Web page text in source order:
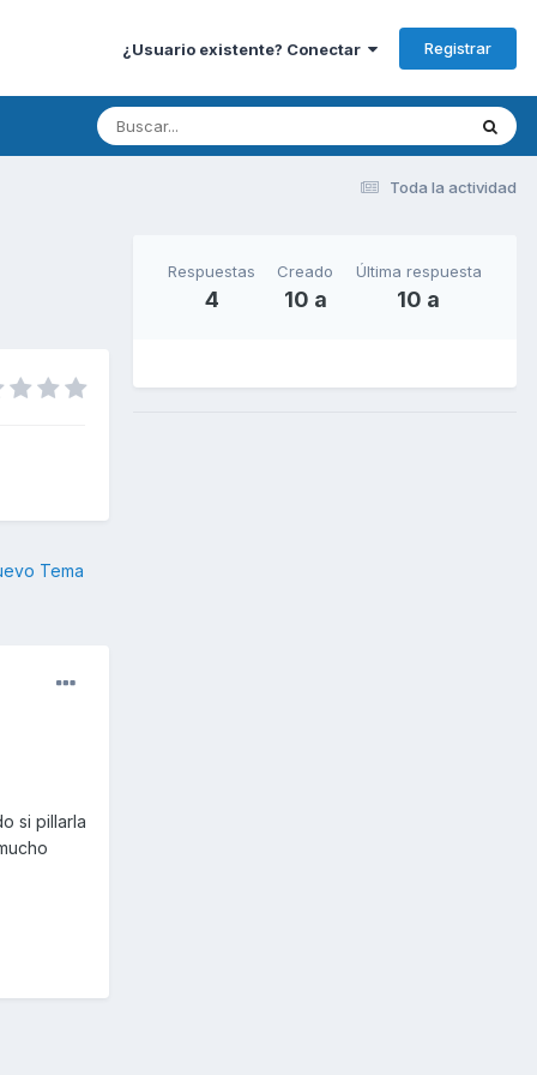
¿Usuario existente? Conectar Registrar
Toda la actividad
Tema
si pillarla
Respuestas
4
Creado
10 a
Última respuesta
10 a